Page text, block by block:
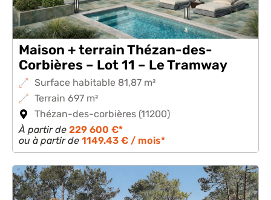
Maison + terrain Thézan-des-
Corbières – Lot 11 – Le Tramway
Surface habitable 81,87 m²
Terrain 697 m²
Thézan-des-corbières (11200)
À partir de 229 600 €*
ou à partir de 1149.43 € / mois*